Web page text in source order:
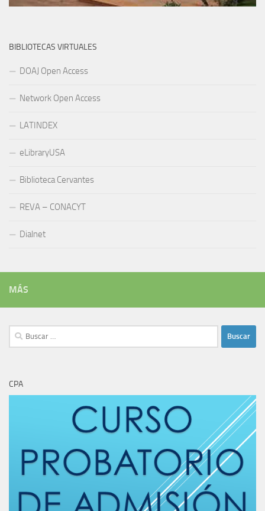
BIBLIOTECAS VIRTUALES
DOAJ Open Access
Network Open Access
LATINDEX
eLibraryUSA
Biblioteca Cervantes
REVA – CONACYT
Dialnet
MÁS
Buscar:
CPA